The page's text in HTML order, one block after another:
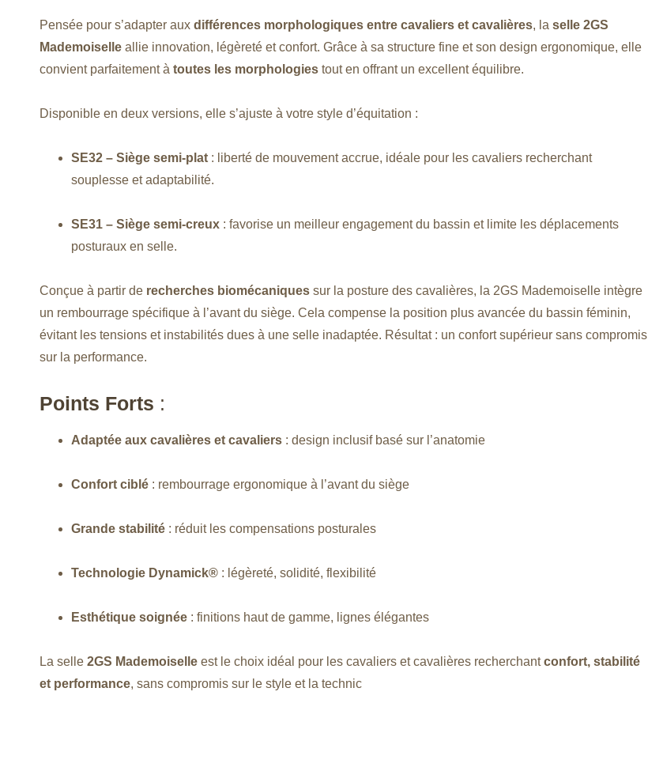
Pensée pour s’adapter aux différences morphologiques entre cavaliers et cavalières, la selle 2GS
Mademoiselle allie innovation, légèreté et confort. Grâce à sa structure fine et son design ergonomique, elle
convient parfaitement à toutes les morphologies tout en offrant un excellent équilibre.
Disponible en deux versions, elle s’ajuste à votre style d’équitation :
SE32 – Siège semi-plat : liberté de mouvement accrue, idéale pour les cavaliers recherchant
souplesse et adaptabilité.
SE31 – Siège semi-creux : favorise un meilleur engagement du bassin et limite les déplacements
posturaux en selle.
Conçue à partir de recherches biomécaniques sur la posture des cavalières, la 2GS Mademoiselle intègre
un rembourrage spécifique à l’avant du siège. Cela compense la position plus avancée du bassin féminin,
évitant les tensions et instabilités dues à une selle inadaptée. Résultat : un confort supérieur sans compromis
sur la performance.
Points Forts :
Adaptée aux cavalières et cavaliers : design inclusif basé sur l’anatomie
Confort ciblé : rembourrage ergonomique à l’avant du siège
Grande stabilité : réduit les compensations posturales
Technologie Dynamick® : légèreté, solidité, flexibilité
Esthétique soignée : finitions haut de gamme, lignes élégantes
La selle 2GS Mademoiselle est le choix idéal pour les cavaliers et cavalières recherchantconfort, stabilité
et performance, sans compromis sur le style et la technic